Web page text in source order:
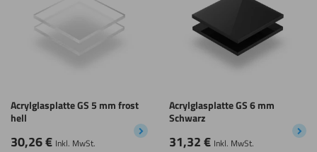
Acrylglasplatte GS 5 mm frost
hell
30,26€ Inkl. MwSt.
Acrylglasplatte GS 6 mm
Schwarz
31,32€ Inkl. MwSt.